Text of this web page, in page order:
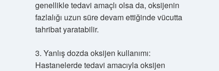
genellikle tedavi amaçlı olsa da, oksijenin
fazlalığı uzun süre devam ettiğinde vücutta
tahribat yaratabilir.
3. Yanlış dozda oksijen kullanımı:
Hastanelerde tedavi amacıyla oksijen